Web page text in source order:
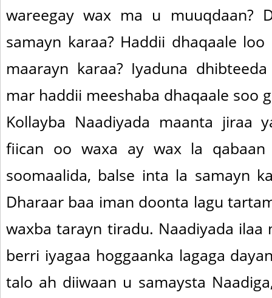
wareegay wax ma u muuqdaan?
samayn karaa? Haddii dhaqaale
maarayn karaa? Iyaduna
mar haddii meeshaba dhaqaale soo
Kollayba Naadiyada maanta jiraa
fiican oo waxa ay wax la
soomaalida, balse inta la samayn
Dharaar baa iman doonta lagu
waxba tarayn tiradu. Naadiyada ilaa
berri iyagaa hoggaanka lagaga
talo ah diiwaan u samaysta